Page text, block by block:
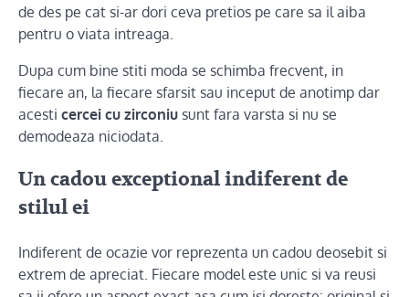
de des pe cat si-ar dori ceva pretios pe care sa il aiba
pentru o viata intreaga.
Dupa cum bine stiti moda se schimba frecvent, in
fiecare an, la fiecare sfarsit sau inceput de anotimp dar
acesti cercei cu zirconiu sunt fara varsta si nu se
demodeaza niciodata.
Un cadou exceptional indiferent de
stilul ei
Indiferent de ocazie vor reprezenta un cadou deosebit si
extrem de apreciat. Fiecare model este unic si va reusi